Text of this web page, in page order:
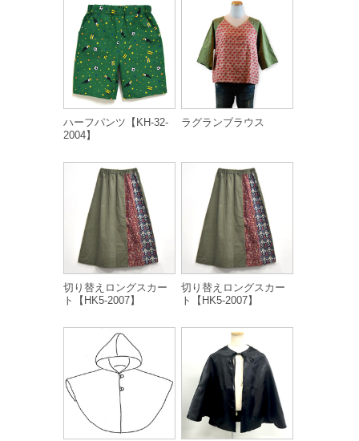
ハーフパンツ【KH-32-
2004】
ラグランブラウス
切り替えロングスカー
ト【HK5-2007】
切り替えロングスカー
ト【HK5-2007】